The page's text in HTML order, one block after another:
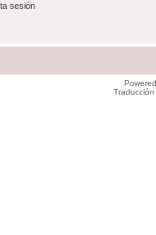
sesión